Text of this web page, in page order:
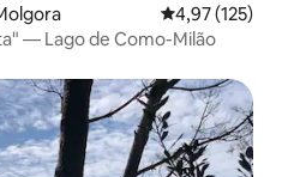
4,97 de uma
4,97 (125)
— Lago de Como-Milão